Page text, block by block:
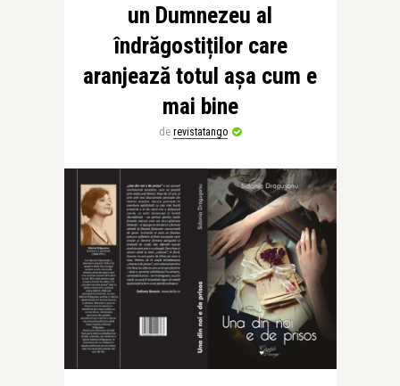
un Dumnezeu al
îndrăgostiților care
aranjează totul așa cum e
mai bine
de revistatango